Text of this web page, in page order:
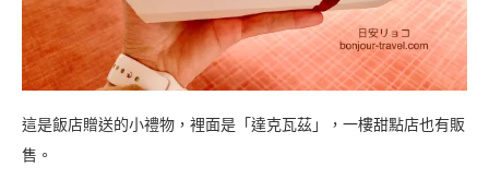
這是飯店贈送的小禮物，裡面是「達克瓦茲」，一樓甜點店也有販
售。